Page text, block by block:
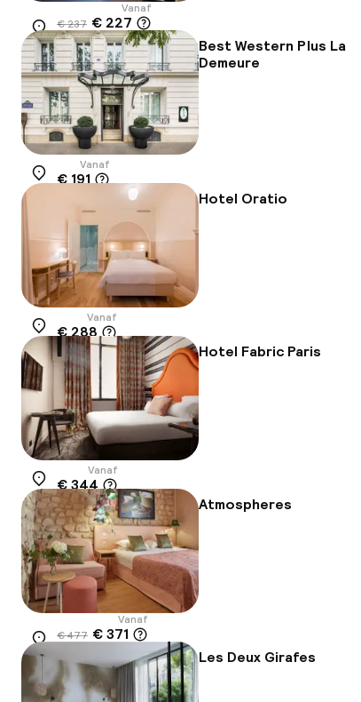
Locatie
Vanaf
€ 237 € 227
-4%
Best Western Plus La
Demeure
Locatie
Vanaf
€ 191
Hotel Oratio
Locatie
Vanaf
€ 288
Hotel Fabric Paris
Locatie
Vanaf
€ 344
Atmospheres
Locatie
Vanaf
€ 477 € 371
-22% Les Deux Girafes